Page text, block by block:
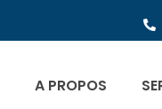
A PROPOS